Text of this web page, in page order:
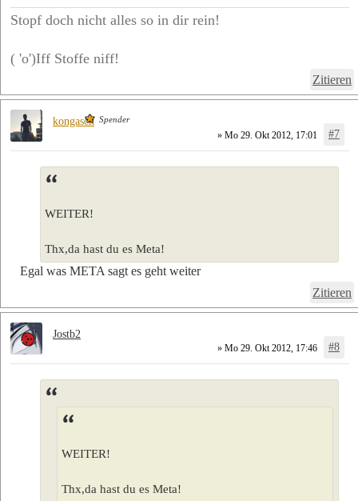
Stopf doch nicht alles so in dir rein!
( 'o')Iff Stoffe niff!
Zitieren
» Mo 29. Okt 2012, 17:01 #7
WEITER!
Thx,da hast du es Meta!
Egal was META sagt es geht weiter
Zitieren
kongasch Spender
» Mo 29. Okt 2012, 17:46 #8
WEITER!
Thx,da hast du es Meta!
Jostb2